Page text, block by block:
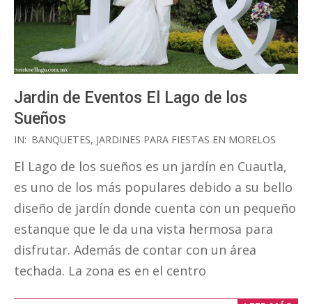
Jardin de Eventos El Lago de los
Sueños
2018-
10-
IN: BANQUETES, JARDINES PARA FIESTAS EN MORELOS
El Lago de los sueños es un jardín en Cuautla,
es uno de los más populares debido a su bello
diseño de jardín donde cuenta con un pequeño
estanque que le da una vista hermosa para
disfrutar. Además de contar con un área
techada. La zona es en el centro